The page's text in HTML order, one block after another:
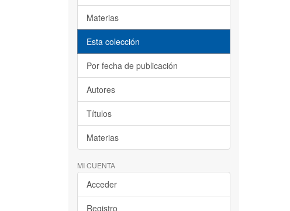
Materias
Esta colección
Por fecha de publicación
Autores
Títulos
Materias
MI CUENTA
Acceder
Registro